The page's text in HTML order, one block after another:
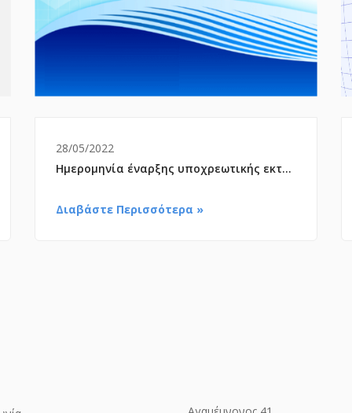
28/05/2022
Ημερομηνία έναρξης υποχρεωτικής εκτέλεσης γνωματεύσεων αναπνευστικών
Διαβάστε Περισσότερα »